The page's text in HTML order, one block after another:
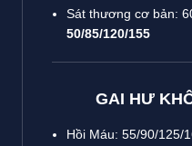
Sát thương cơ bản:
50/85/120/155
GAI HƯ
Hồi Máu: 55/90/125/